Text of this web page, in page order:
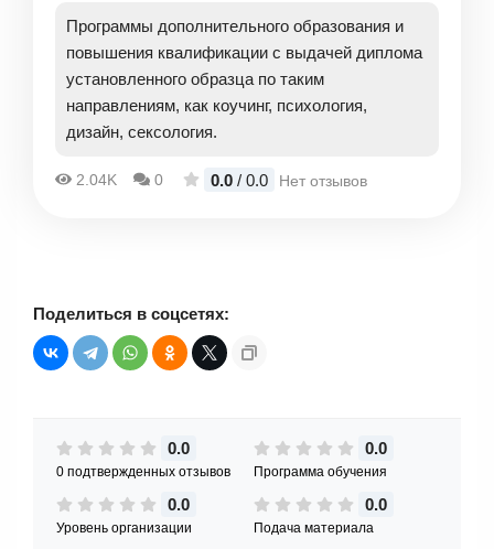
Программы дополнительного образования и
повышения квалификации с выдачей диплома
установленного образца по таким
направлениям, как коучинг, психология,
дизайн, сексология.
2.04K 0 0.0 / 0.0 Нет отзывов
Поделиться в соцсетях:
0.0
0 подтвержденных отзывов
0.0
Программа обучения
0.0
Уровень организации
0.0
Подача материала